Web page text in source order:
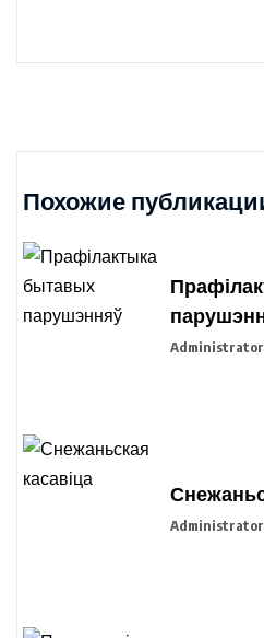
Похожие
Administrator
Administrator